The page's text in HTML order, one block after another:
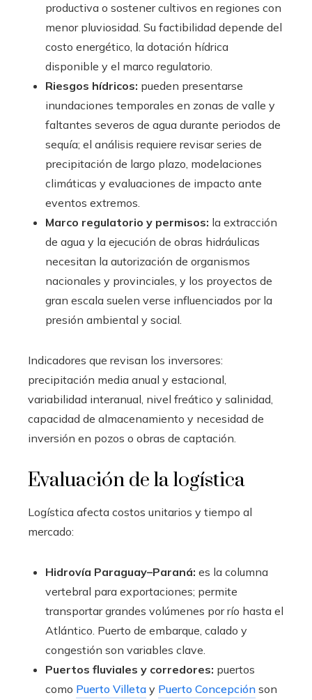
productiva o sostener cultivos en regiones con
menor pluviosidad. Su factibilidad depende del
costo energético, la dotación hídrica
disponible y el marco regulatorio.
Riesgos hídricos: pueden presentarse
inundaciones temporales en zonas de valle y
faltantes severos de agua durante periodos de
sequía; el análisis requiere revisar series de
precipitación de largo plazo, modelaciones
climáticas y evaluaciones de impacto ante
eventos extremos.
Marco regulatorio y permisos: la extracción
de agua y la ejecución de obras hidráulicas
necesitan la autorización de organismos
nacionales y provinciales, y los proyectos de
gran escala suelen verse influenciados por la
presión ambiental y social.
Indicadores que revisan los inversores:
precipitación media anual y estacional,
variabilidad interanual, nivel freático y salinidad,
capacidad de almacenamiento y necesidad de
inversión en pozos o obras de captación.
Evaluación de la logística
Logística afecta costos unitarios y tiempo al
mercado:
Hidrovía Paraguay–Paraná: es la columna
vertebral para exportaciones; permite
transportar grandes volúmenes por río hasta el
Atlántico. Puerto de embarque, calado y
congestión son variables clave.
Puertos fluviales y corredores: puertos
como Puerto Villeta y Puerto Concepción son